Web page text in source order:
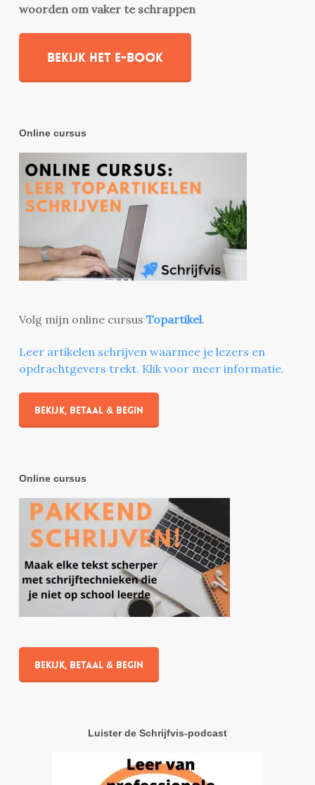
woorden om vaker te schrappen
Bekijk het e-book
Online cursus
Volg mijn online cursus Topartikel.
Leer artikelen schrijven waarmee je lezers en
opdrachtgevers trekt. Klik voor meer informatie.
Bekijk, betaal & begin
Online cursus
Bekijk, betaal & begin
Luister de Schrijfvis-podcast